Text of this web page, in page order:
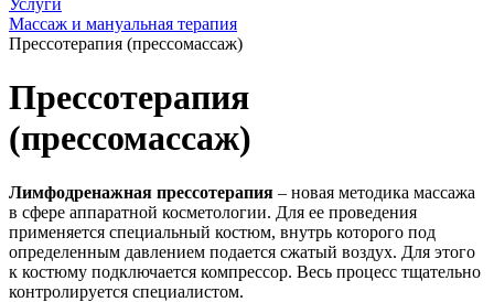
Услуги
Массаж и мануальная терапия
Прессотерапия (прессомассаж)
Прессотерапия
(прессомассаж)
Лимфодренажная прессотерапия – новая методика массажа
в сфере аппаратной косметологии. Для ее проведения
применяется специальный костюм, внутрь которого под
определенным давлением подается сжатый воздух. Для этого
к костюму подключается компрессор. Весь процесс тщательно
контролируется специалистом.